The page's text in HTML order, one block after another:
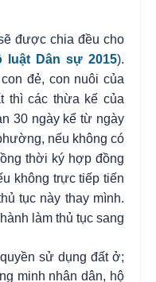
được chia đều cho
luật Dân sự 2015).
đẻ, con nuôi của
thì các thừa kế của
30 ngày kể từ ngày
nếu không có
thời ký hợp đồng
không trực tiếp tiến
tục này thay mình.
làm thủ tục sang
sử dụng đất ở;
minh nhân dân, hộ